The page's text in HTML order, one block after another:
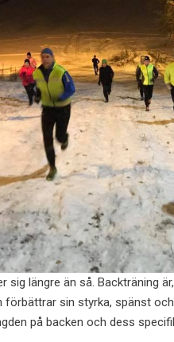
sig längre än så. Backträning
förbättrar sin styrka, spänst
på backen och dess